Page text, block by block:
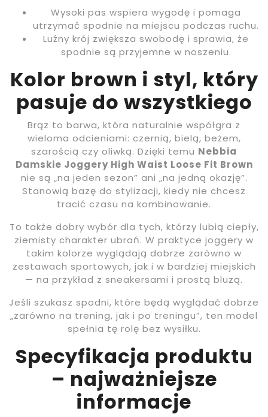
Wysoki pas wspiera wygodę i pomaga
utrzymać spodnie na miejscu podczas ruchu.
Luźny krój zwiększa swobodę i sprawia, że
spodnie są przyjemne w noszeniu.
Kolor brown i styl, który
pasuje do wszystkiego
Brąz to barwa, która naturalnie współgra z
wieloma odcieniami: czernią, bielą, beżem,
szarością czy oliwką. Dzięki temu Nebbia
Damskie Joggery High Waist Loose Fit Brown
nie są „na jeden sezon” ani „na jedną okazję”.
Stanowią bazę do stylizacji, kiedy nie chcesz
tracić czasu na kombinowanie.
To także dobry wybór dla tych, którzy lubią ciepły,
ziemisty charakter ubrań. W praktyce joggery w
takim kolorze wyglądają dobrze zarówno w
zestawach sportowych, jak i w bardziej miejskich
— na przykład z sneakersami i prostą bluzą.
Jeśli szukasz spodni, które będą wyglądać dobrze
„zarówno na trening, jak i po treningu”, ten model
spełnia tę rolę bez wysiłku.
Specyfikacja produktu
– najważniejsze
informacje